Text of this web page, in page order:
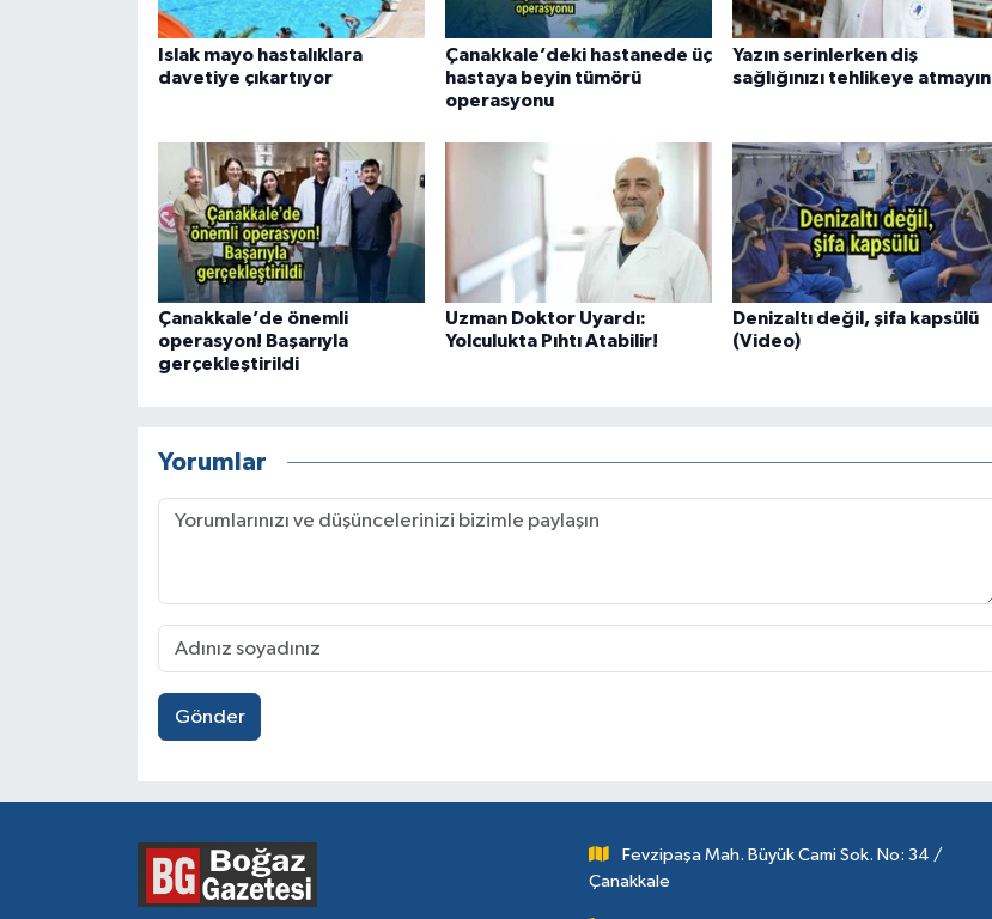
Islak mayo hastalıklara
davetiye çıkartıyor
Çanakkale’deki hastanede üç
hastaya beyin tümörü
operasyonu
Yazın serinlerken diş
sağlığınızı tehlikeye atmayın
Çanakkale’de önemli
operasyon! Başarıyla
gerçekleştirildi
Uzman Doktor Uyardı:
Yolculukta Pıhtı Atabilir!
Denizaltı değil, şifa kapsülü
(Video)
Yorumlar
Gönder
Fevzipaşa Mah. Büyük Cami Sok. No: 34 /
Çanakkale